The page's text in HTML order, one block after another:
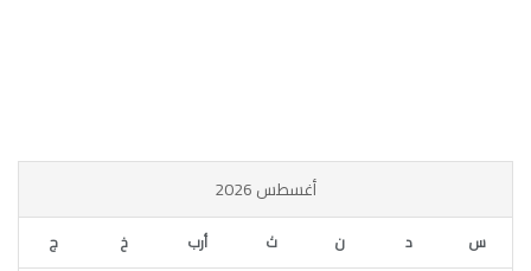
أغسطس 2026
س د ن ث أرب خ ج